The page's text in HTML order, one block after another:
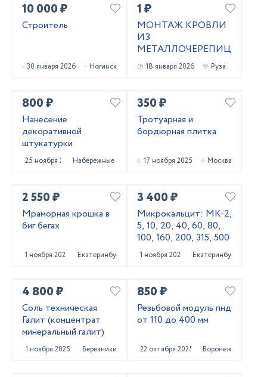
10 000 ₽
Строитель
30 января 2026 Ногинск
1 ₽
МОНТАЖ КРОВЛИ
ИЗ
МЕТАЛЛОЧЕРЕПИЦЫ
18 января 2026 Руза
800 ₽
Нанесение
декоративной
штукатурки
25 ноября 2025Набережные Челны
350 ₽
Тротуарная и
бордюрная плитка
17 ноября 2025 Москва
2 550 ₽
Мраморная крошка в
биг бегах
1 ноября 2025 Екатеринбург
3 400 ₽
Микрокальцит: МК-2,
5, 10, 20, 40, 60, 80,
100, 160, 200, 315, 500
1 ноября 2025 Екатеринбург
4 800 ₽
Соль техническая
Галит (концентрат
минеральный галит)
1 ноября 2025 Березники
850 ₽
Резьбовой модуль пнд
от 110 до 400 мм
22 октября 2025 Воронеж